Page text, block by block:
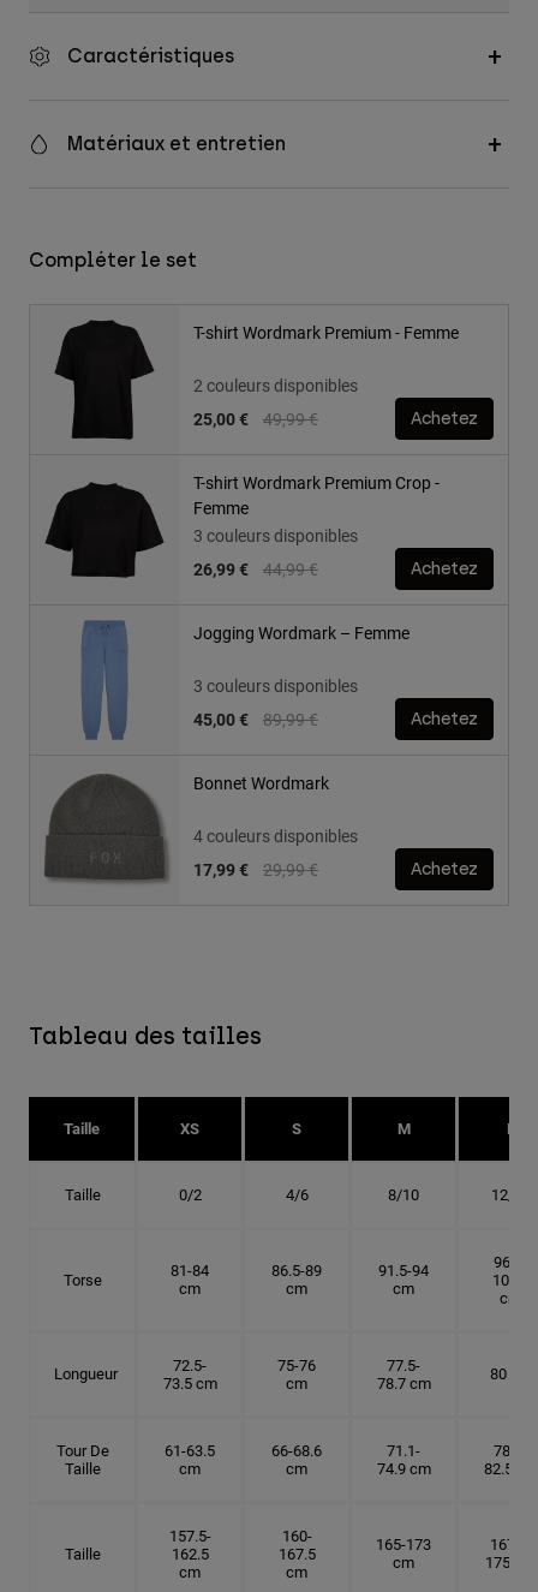
Caractéristiques
Matériaux et entretien
Compléter le set
T-shirt Wordmark Premium - Femme
2 couleurs disponibles
Price reduced from
49,99 €to
25,00 € Achetez
T-shirt Wordmark Premium Crop -
Femme
3 couleurs disponibles
Price reduced from
44,99 €to
26,99 € Achetez
Jogging Wordmark – Femme
3 couleurs disponibles
Price reduced from
89,99 €to
45,00 € Achetez
Bonnet Wordmark
4 couleurs disponibles
Price reduced from
29,99 €to
17,99 € Achetez
Tableau des tailles
Taille XS S M L
Taille 0/2 4/6 8/10 12/14
Torse
81-84
cm
86.5-89
cm
91.5-94
cm
96.5-
101.5
cm
Longueur
72.5-
73.5 cm
75-76
cm
77.5-
78.7 cm
80 cm
Tour De
Taille
61-63.5
cm
66-68.6
cm
71.1-
74.9 cm
78.7-
82.5 cm
Taille
157.5-
162.5
cm
160-
167.5
cm
165-173
cm
167.5-
175 cm